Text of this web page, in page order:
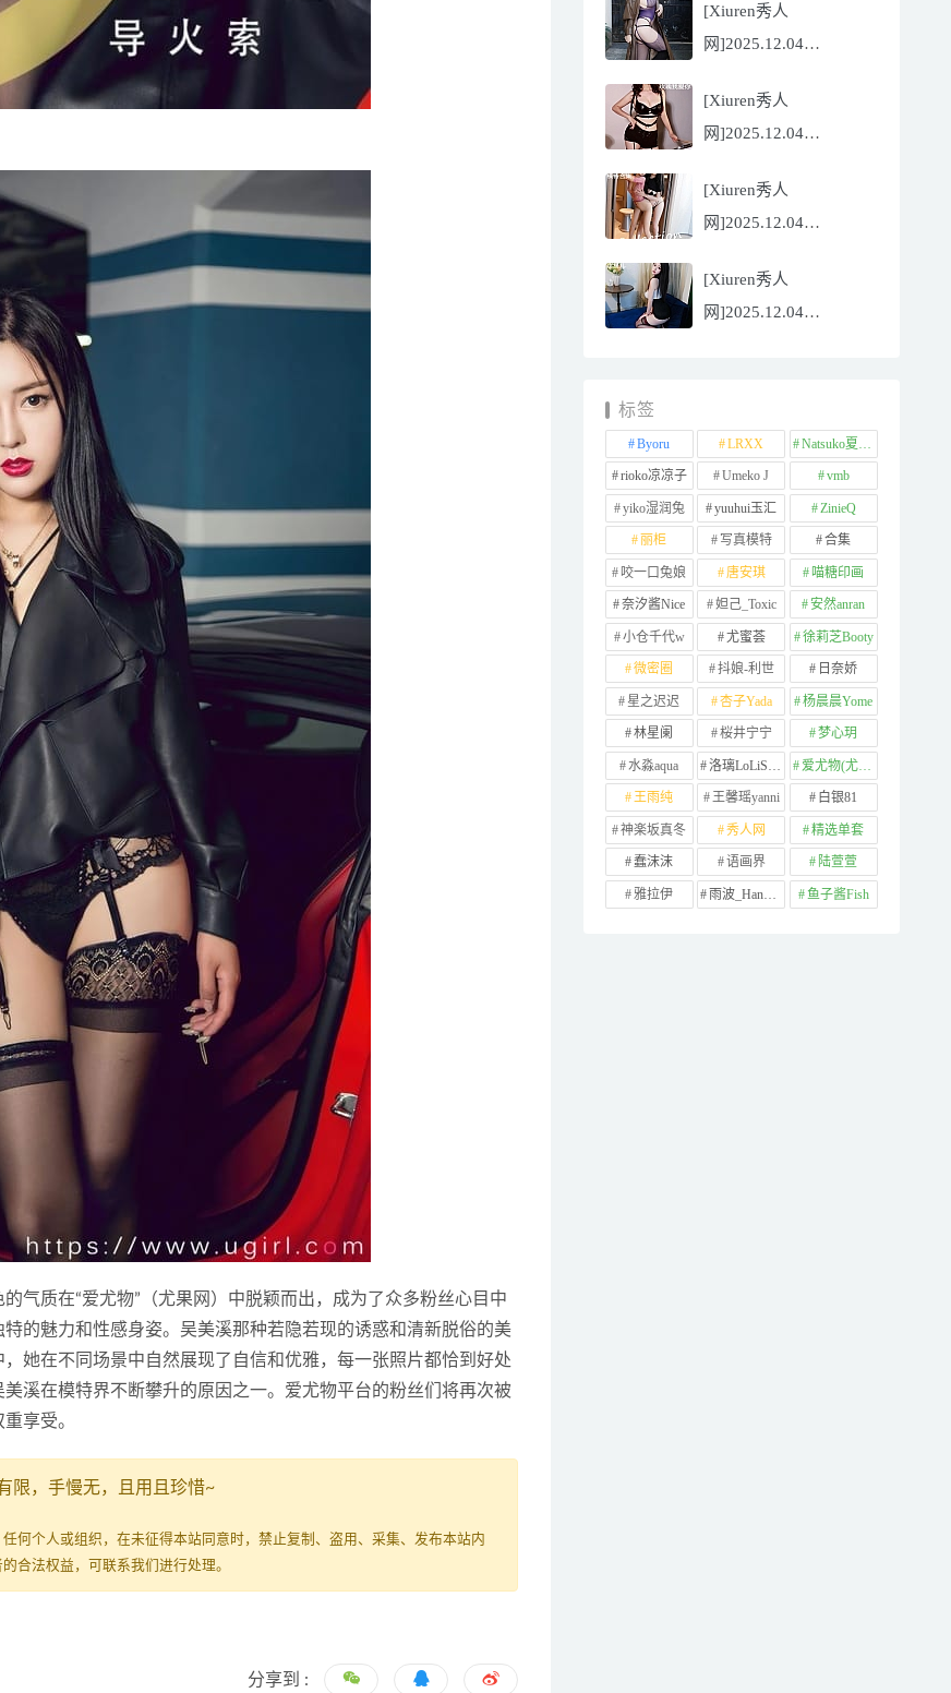
气质在“爱尤物”（尤果网）中脱颖而出，成为了众多粉丝心目中
的魅力和性感身姿。吴美溪那种若隐若现的诱惑和清新脱俗的美
她在不同场景中自然展现了自信和优雅，每一张照片都恰到好处
溪在模特界不断攀升的原因之一。爱尤物平台的粉丝们将再次被
享受。
限，手慢无，且用且珍惜~
何个人或组织，在未征得本站同意时，禁止复制、盗用、采集、发布本站内
合法权益，可联系我们进行处理。
分享到 :
[71P/960.78MB]
[Xiuren秀人
网]2025.12.04
[71P/960.78MB]
[Xiuren秀人
网]2025.12.04
[86P/762.32MB]
[Xiuren秀人
网]2025.12.04
Well11[67P/745.99MB]
[Xiuren秀人
网]2025.12.04
标签
Byoru LRXX Natsuko夏夏子
rioko凉凉子 Umeko J vmb
yiko湿润兔 yuuhui玉汇 ZinieQ
丽柜 写真模特 合集
咬一口兔娘 唐安琪 喵糖印画
奈汐酱Nice 妲己_Toxic 安然anran
小仓千代w 尤蜜荟 徐莉芝Booty
微密圈 抖娘-利世 日奈娇
星之迟迟 杏子Yada 杨晨晨Yome
林星阑 桜井宁宁 梦心玥
水淼aqua 洛璃LoLiSAMA 爱尤物(尤果网)
王雨纯 王馨瑶yanni 白银81
神楽坂真冬 秀人网 精选单套
蠢沫沫 语画界 陆萱萱
雅拉伊 雨波_HaneAme 鱼子酱Fish